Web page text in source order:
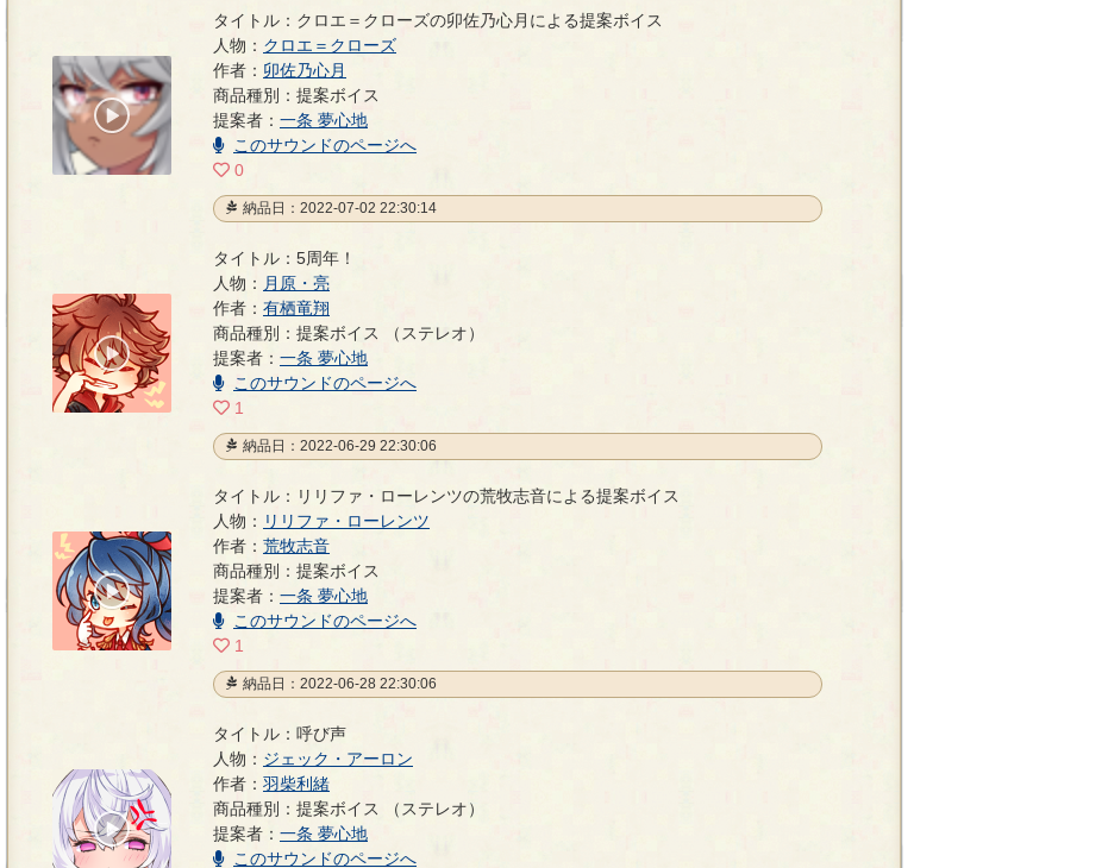
クロエ＝クローズの卯佐乃心月による提案ボイス
タイトル：クロエ＝クローズの卯佐乃心月による提案ボイス
人物： クロエ＝クローズ
作者： 卯佐乃心月
商品種別：提案ボイス
提案者： 一条 夢心地
このサウンドのページへ
0
納品日：2022-07-02 22:30:14
5周年！ - 有栖竜翔
タイトル：5周年！
人物： 月原・亮
作者： 有栖竜翔
商品種別：提案ボイス （ステレオ）
提案者： 一条 夢心地
このサウンドのページへ
1
納品日：2022-06-29 22:30:06
リリファ・ローレンツの荒牧志音による提案ボイス
タイトル：リリファ・ローレンツの荒牧志音による提案ボイス
人物： リリファ・ローレンツ
作者： 荒牧志音
商品種別：提案ボイス
提案者： 一条 夢心地
このサウンドのページへ
1
納品日：2022-06-28 22:30:06
呼び声 - 羽柴利緒
タイトル：呼び声
人物： ジェック・アーロン
作者： 羽柴利緒
商品種別：提案ボイス （ステレオ）
提案者： 一条 夢心地
このサウンドのページへ